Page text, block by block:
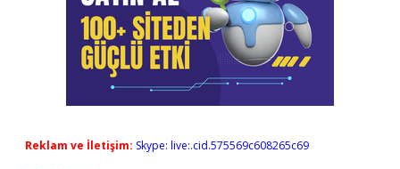
Reklam ve İletişim: Skype: live:.cid.575569c608265c69